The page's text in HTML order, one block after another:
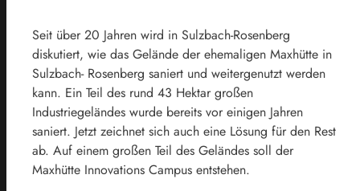
Seit über 20 Jahren wird in Sulzbach-Rosenberg
diskutiert, wie das Gelände der ehemaligen Maxhütte in
Sulzbach- Rosenberg saniert und weitergenutzt werden
kann. Ein Teil des rund 43 Hektar großen
Industriegeländes wurde bereits vor einigen Jahren
saniert. Jetzt zeichnet sich auch eine Lösung für den Rest
ab. Auf einem großen Teil des Geländes soll der
Maxhütte Innovations Campus entstehen.